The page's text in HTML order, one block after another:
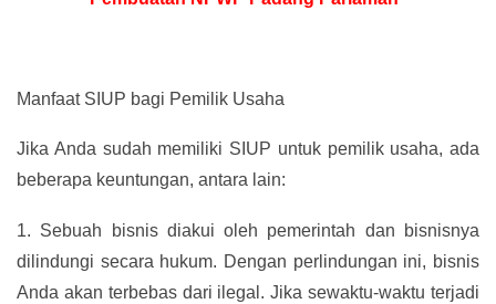
Manfaat SIUP bagi Pemilik Usaha
Jika Anda sudah memiliki SIUP untuk pemilik usaha, ada
beberapa keuntungan, antara lain:
1. Sebuah bisnis diakui oleh pemerintah dan bisnisnya
dilindungi secara hukum. Dengan perlindungan ini, bisnis
Anda akan terbebas dari ilegal. Jika sewaktu-waktu terjadi